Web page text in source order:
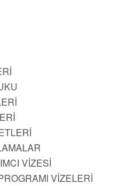
VİZESİ
VİZELERİ